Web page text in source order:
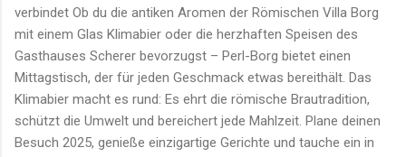
verbindet Ob du die antiken Aromen der Römischen Villa Borg
mit einem Glas Klimabier oder die herzhaften Speisen des
Gasthauses Scherer bevorzugst – Perl-Borg bietet einen
Mittagstisch, der für jeden Geschmack etwas bereithält. Das
Klimabier macht es rund: Es ehrt die römische Brautradition,
schützt die Umwelt und bereichert jede Mahlzeit. Plane deinen
Besuch 2025, genieße einzigartige Gerichte und tauche ein in